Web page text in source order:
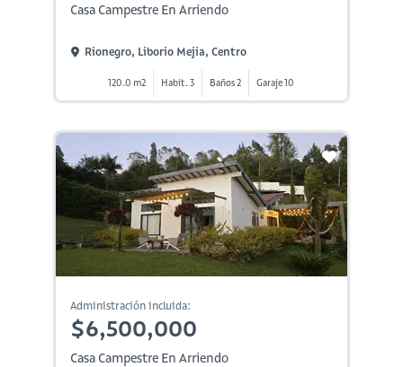
Casa Campestre En Arriendo
Rionegro, Liborio Mejia, Centro
120.0 m2 Habit. 3 Baños 2 Garaje 10
Administración incluida:
$6,500,000
Casa Campestre En Arriendo